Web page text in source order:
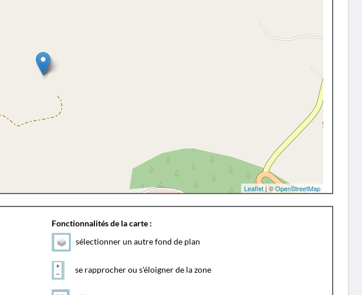
Leaflet| ©OpenStreetMap
Fonctionnalités de la carte :
sélectionner un autre fond de plan
se rapprocher ou s'éloigner de la zone